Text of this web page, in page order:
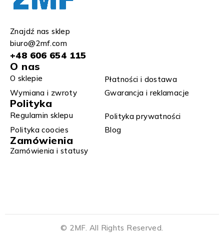
Znajdź nas sklep
biuro@2mf.com
+48 606 654 115
O nas
O sklepie
Płatności i dostawa
Wymiana i zwroty​
Gwarancja i reklamacje​​
Polityka
Regulamin sklepu​
Polityka prywatności
Polityka coocies
Blog
Zamówienia
Zamówienia i statusy
© 2MF. All Rights Reserved.